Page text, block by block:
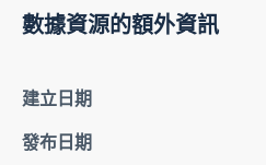
數據資源的額外資訊
建立日期
發布日期